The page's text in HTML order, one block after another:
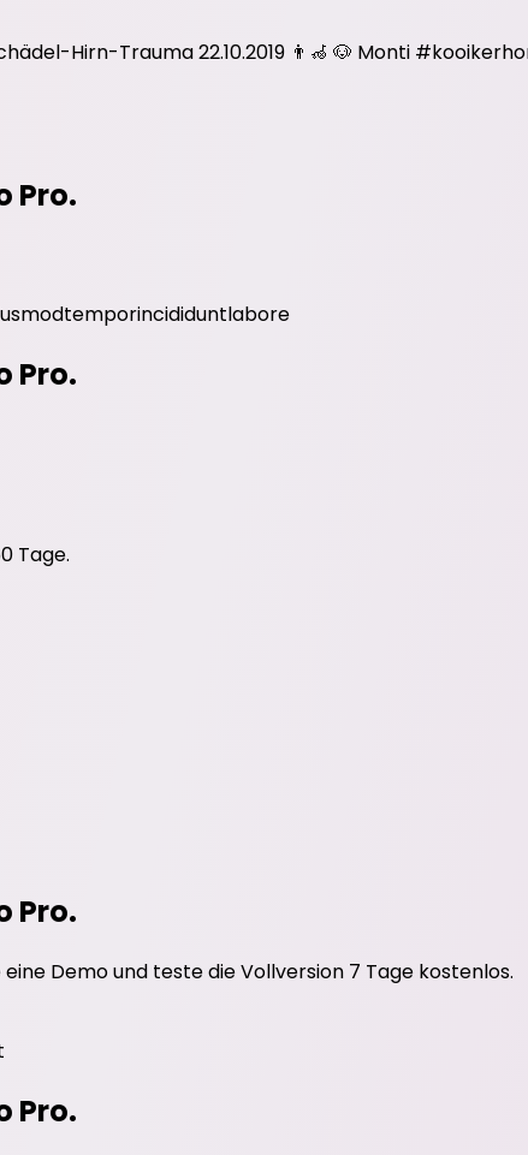
Hirn-Trauma 22.10.2019 👨‍🦽 🐶 Monti
Pro.
temporincididuntlabore
Pro.
Tage.
Pro.
Demo und teste die Vollversion 7 Tage kostenlos.
Pro.